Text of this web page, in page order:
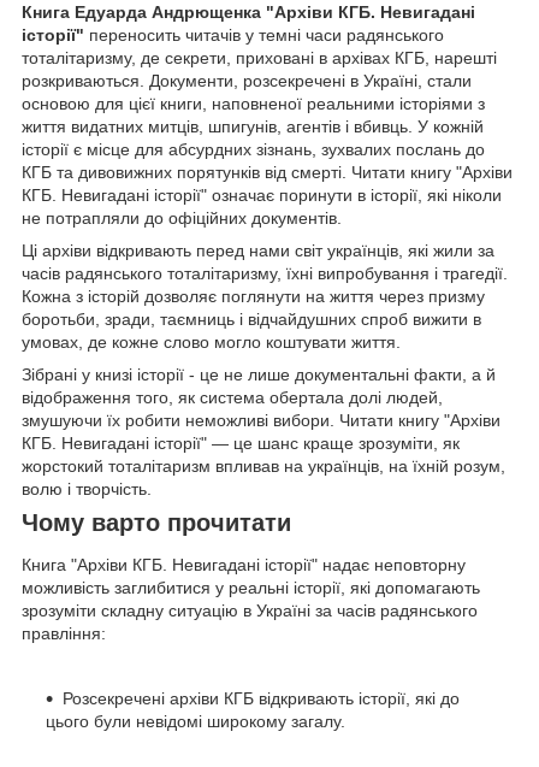
Книга Едуарда Андрющенка "Архіви КГБ. Невигадані
історії" переносить читачів у темні часи радянського
тоталітаризму, де секрети, приховані в архівах КГБ, нарешті
розкриваються. Документи, розсекречені в Україні, стали
основою для цієї книги, наповненої реальними історіями з
життя видатних митців, шпигунів, агентів і вбивць. У кожній
історії є місце для абсурдних зізнань, зухвалих послань до
КГБ та дивовижних порятунків від смерті. Читати книгу "Архіви
КГБ. Невигадані історії" означає поринути в історії, які ніколи
не потрапляли до офіційних документів.
Ці архіви відкривають перед нами світ українців, які жили за
часів радянського тоталітаризму, їхні випробування і трагедії.
Кожна з історій дозволяє поглянути на життя через призму
боротьби, зради, таємниць і відчайдушних спроб вижити в
умовах, де кожне слово могло коштувати життя.
Зібрані у книзі історії - це не лише документальні факти, а й
відображення того, як система обертала долі людей,
змушуючи їх робити неможливі вибори. Читати книгу "Архіви
КГБ. Невигадані історії" — це шанс краще зрозуміти, як
жорстокий тоталітаризм впливав на українців, на їхній розум,
волю і творчість.
Чому варто прочитати
Книга "Архіви КГБ. Невигадані історії" надає неповторну
можливість заглибитися у реальні історії, які допомагають
зрозуміти складну ситуацію в Україні за часів радянського
правління:
Розсекречені архіви КГБ відкривають історії, які до
цього були невідомі широкому загалу.